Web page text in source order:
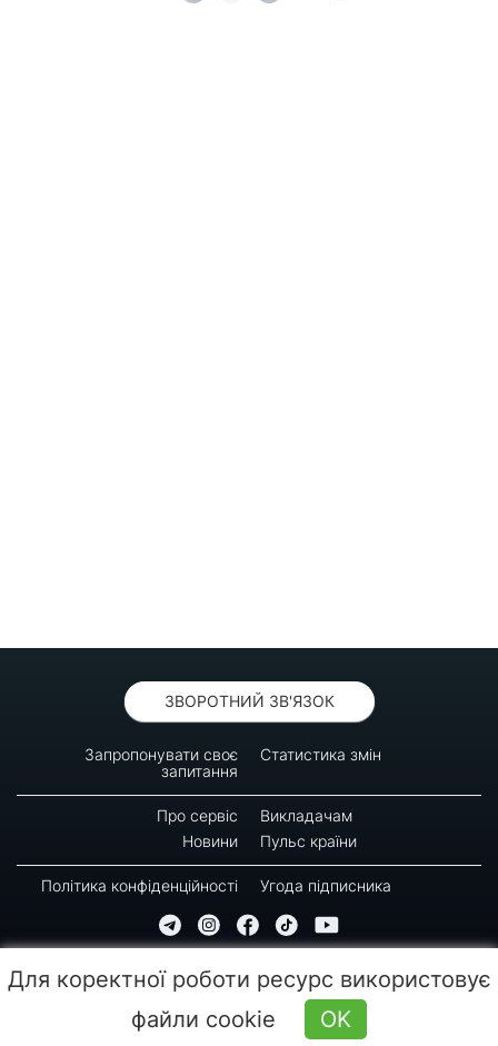
ЗВОРОТНИЙ ЗВ'ЯЗОК
Запропонувати своє
запитання
Статистика змін
Про сервіс
Викладачам
Новини
Пульс країни
Політика конфіденційності Угода підписника
Копіювання, передрук або використання матеріалів цієї сторінки для відтворення,
переносу на інші носії інформації заборонено. Час останнього оновлення: 10:20
Для коректної роботи ресурс використовує
файли cookie
OK